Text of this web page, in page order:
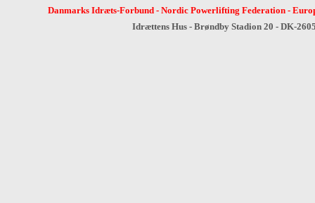
Danmarks Idræts-Forbund- Nordic Powerlifting Federation-
Idrættens Hus - Brøndby Stadion 20 - DK-